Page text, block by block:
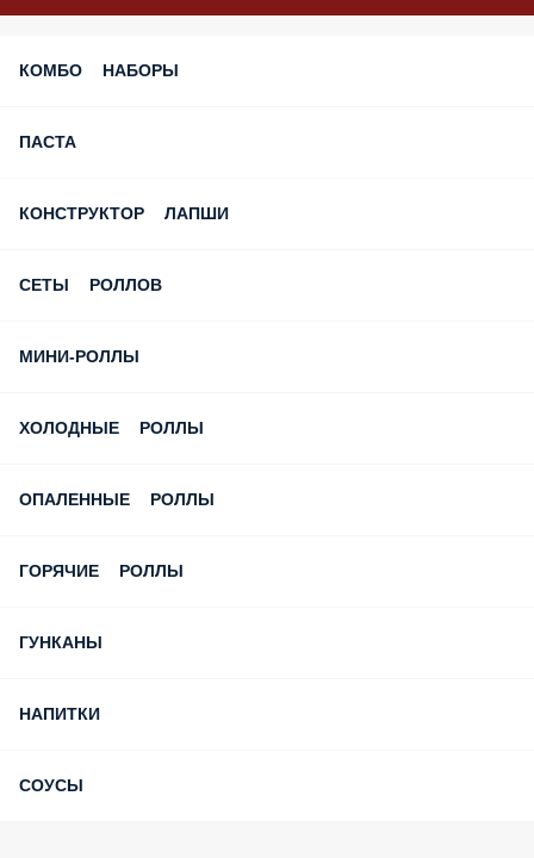
КОМБО НАБОРЫ
ПАСТА
КОНСТРУКТОР ЛАПШИ
СЕТЫ РОЛЛОВ
МИНИ-РОЛЛЫ
ХОЛОДНЫЕ РОЛЛЫ
ОПАЛЕННЫЕ РОЛЛЫ
ГОРЯЧИЕ РОЛЛЫ
ГУНКАНЫ
НАПИТКИ
СОУСЫ